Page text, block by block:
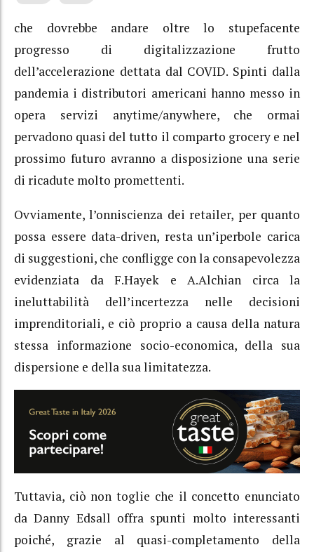
che dovrebbe andare oltre lo stupefacente
progresso di digitalizzazione frutto
dell’accelerazione dettata dal COVID. Spinti dalla
pandemia i distributori americani hanno messo in
opera servizi anytime/anywhere, che ormai
pervadono quasi del tutto il comparto grocery e nel
prossimo futuro avranno a disposizione una serie
di ricadute molto promettenti.
Ovviamente, l’onniscienza dei retailer, per quanto
possa essere data-driven, resta un’iperbole carica
di suggestioni, che confligge con la consapevolezza
evidenziata da F.Hayek e A.Alchian circa la
ineluttabilità dell’incertezza nelle decisioni
imprenditoriali, e ciò proprio a causa della natura
stessa informazione socio-economica, della sua
dispersione e della sua limitatezza.
Tuttavia, ciò non toglie che il concetto enunciato
da Danny Edsall offra spunti molto interessanti
poiché, grazie al quasi-completamento della